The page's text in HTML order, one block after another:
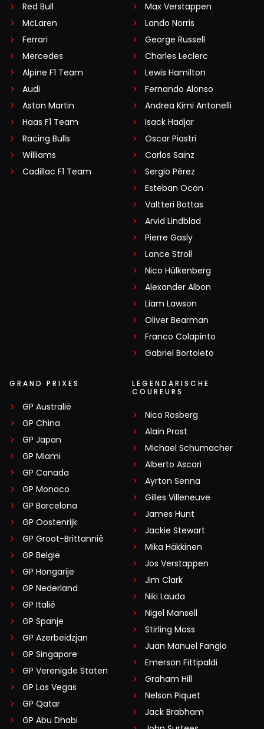
Red Bull
McLaren
Ferrari
Mercedes
Alpine F1 Team
Audi
Aston Martin
Haas F1 Team
Racing Bulls
Williams
Cadillac F1 Team
Max Verstappen
Lando Norris
George Russell
Charles Leclerc
Lewis Hamilton
Fernando Alonso
Andrea Kimi Antonelli
Isack Hadjar
Oscar Piastri
Carlos Sainz
Sergio Pérez
Esteban Ocon
Valtteri Bottas
Arvid Lindblad
Pierre Gasly
Lance Stroll
Nico Hülkenberg
Alexander Albon
Liam Lawson
Oliver Bearman
Franco Colapinto
Gabriel Bortoleto
GRAND PRIXES
GP Australië
GP China
GP Japan
GP Miami
GP Canada
GP Monaco
GP Barcelona
GP Oostenrijk
GP Groot-Brittannië
GP België
GP Hongarije
GP Nederland
GP Italië
GP Spanje
GP Azerbeidzjan
GP Singapore
GP Verenigde Staten
GP Las Vegas
GP Qatar
GP Abu Dhabi
LEGENDARISCHE
COUREURS
Nico Rosberg
Alain Prost
Michael Schumacher
Alberto Ascari
Ayrton Senna
Gilles Villeneuve
James Hunt
Jackie Stewart
Mika Häkkinen
Jos Verstappen
Jim Clark
Niki Lauda
Nigel Mansell
Stirling Moss
Juan Manuel Fangio
Emerson Fittipaldi
Graham Hill
Nelson Piquet
Jack Brabham